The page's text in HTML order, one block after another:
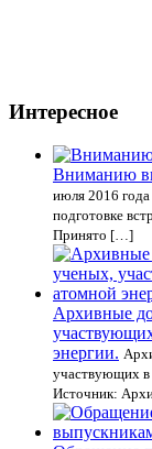
Интересное
Вниманию
июля 2016 года
подготовке
Принято […]
Архивные
энергии.
участвующих в
Источник: